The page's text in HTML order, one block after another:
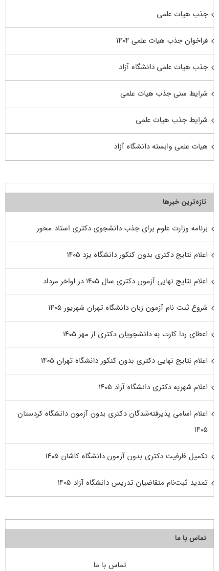
جذب هیات علمی
فراخوان جذب هیات علمی ۱۴۰۴
جذب هیات علمی دانشگاه آزاد
شرایط سنی جذب هیات علمی
شرایط جذب هیات علمی
هیات علمی وابسته دانشگاه آزاد
تازه‌ترین خبرها
برنامه وزارت علوم برای جذب دانشجوی دکتری استاد محور
اعلام نتایج دکتری بدون کنکور دانشگاه یزد ۱۴۰۵
اعلام نتایج نهایی آزمون دکتری سال ۱۴۰۵ در اواخر مرداد
شروع ثبت نام آزمون زبان دانشگاه تهران شهریور ۱۴۰۵
اعطای ردا کارت به دانشجویان دکتری از مهر ۱۴۰۵
اعلام نتایج نهایی دکتری بدون کنکور دانشگاه تهران ۱۴۰۵
اعلام شهریه دکتری دانشگاه آزاد ۱۴۰۵
اعلام اسامی پذیرفته‌شدگان دکتری بدون آزمون دانشگاه کردستان
۱۴۰۵
تکمیل ظرفیت دکتری بدون آزمون دانشگاه کاشان ۱۴۰۵
تمدید ثبت‌نام متقاضیان تدریس دانشگاه آزاد ۱۴۰۵
تماس با ما
تماس با ما